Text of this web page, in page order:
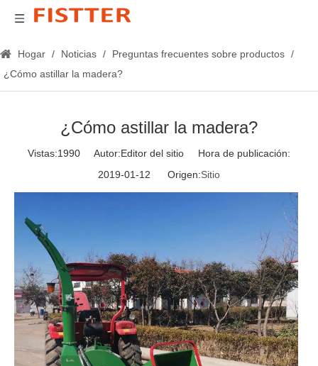
Hogar / Noticias / Preguntas frecuentes sobre productos /
¿Cómo astillar la madera?
¿Cómo astillar la madera?
Vistas:1990 Autor:Editor del sitio Hora de publicación:
2019-01-12 Origen:Sitio